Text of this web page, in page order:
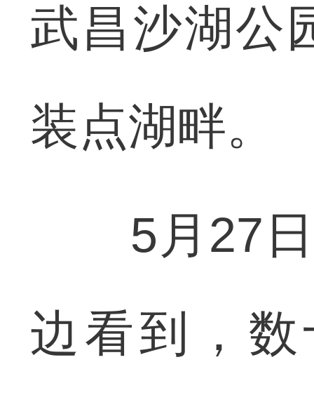
武昌沙湖公
装点湖畔。
5月27日
边看到，